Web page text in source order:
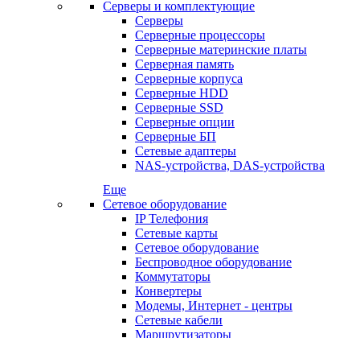
Серверы и комплектующие
Серверы
Серверные процессоры
Серверные материнские платы
Серверная память
Серверные корпуса
Серверные HDD
Серверные SSD
Серверные опции
Серверные БП
Сетевые адаптеры
NAS-устройства, DAS-устройства
Еще
Сетевое оборудование
IP Телефония
Сетевые карты
Сетевое оборудование
Беспроводное оборудование
Коммутаторы
Конвертеры
Модемы, Интернет - центры
Сетевые кабели
Маршрутизаторы